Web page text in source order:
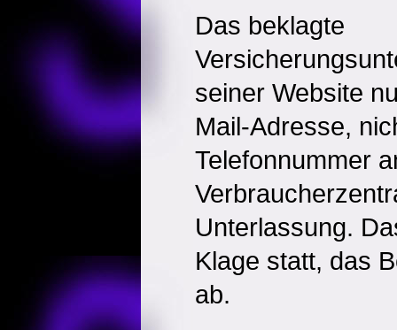
Das beklagte
seiner Website
Mail-Adresse,
Telefonnummer
Unterlassung.
Klage statt, das
ab.